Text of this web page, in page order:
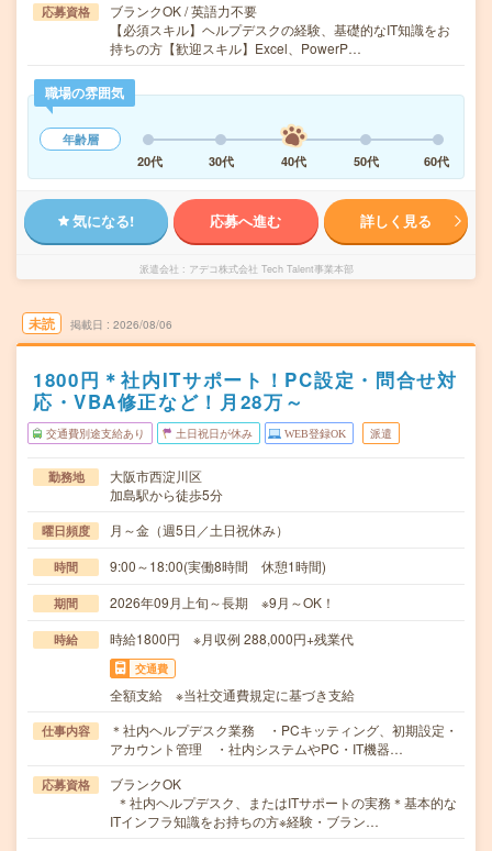
応募資格
ブランクOK / 英語力不要
【必須スキル】ヘルプデスクの経験、基礎的なIT知識をお
持ちの方【歓迎スキル】Excel、PowerP…
職場の雰囲気
年齢層
20代
30代 40代 50代 60代
気になる! 応募へ進む 詳しく見る
派遣会社 アデコ株式会社 Tech Talent事業本部
未読 掲載日 2026/08/06
1800円＊社内ITサポート！PC設定・問合せ対
応・VBA修正など！月28万～
交通費別途支給あり 土日祝日が休み WEB登録OK 派遣
勤務地
大阪市西淀川区
加島駅から徒歩5分
曜日頻度 月～金（週5日／土日祝休み）
時間 9:00～18:00(実働8時間 休憩1時間)
期間 2026年09月上旬～長期 ※9月～OK！
時給 時給1800円 ※月収例 288,000円+残業代
交通費
全額支給 ※当社交通費規定に基づき支給
仕事内容
＊社内ヘルプデスク業務 ・PCキッティング、初期設定・
アカウント管理 ・社内システムやPC・IT機器…
応募資格
ブランクOK
＊社内ヘルプデスク、またはITサポートの実務＊基本的な
ITインフラ知識をお持ちの方※経験・ブラン…